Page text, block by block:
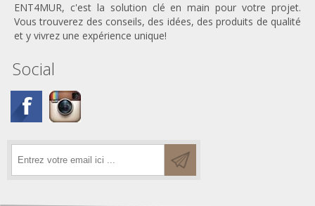
ENT4MUR, c'est la solution clé en main pour votre projet.
Vous trouverez des conseils, des idées, des produits de qualité
et y vivrez une expérience unique!
Social